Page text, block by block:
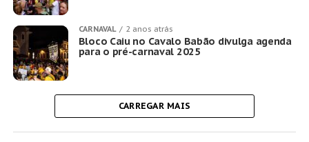
CARNAVAL 2 anos atrás
Bloco Caiu no Cavalo Babão divulga agenda
para o pré-carnaval 2025
CARREGAR MAIS